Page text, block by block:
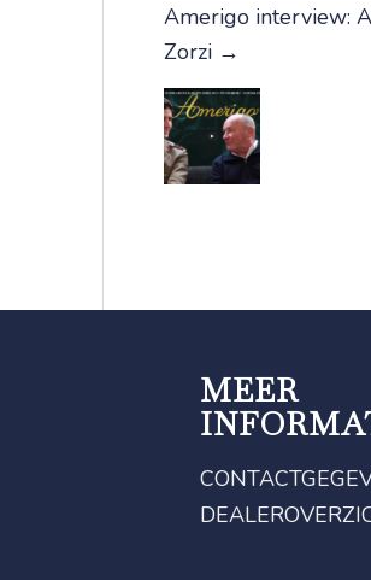
Amerigo interview:
Zorzi →
MEER